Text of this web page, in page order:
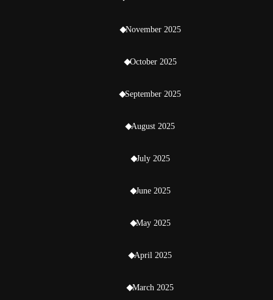
November 2025
October 2025
September 2025
August 2025
July 2025
June 2025
May 2025
April 2025
March 2025